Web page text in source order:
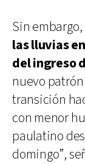
Sin embargo,
las lluvias
del ingreso
nuevo
transición
con menor
paulatino
domingo”,